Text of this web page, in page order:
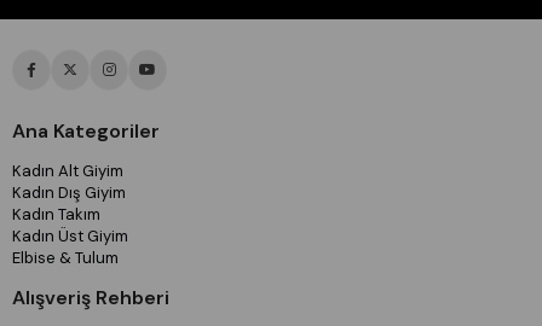
Ana Kategoriler
Kadın Alt Giyim
Kadın Dış Giyim
Kadın Takım
Kadın Üst Giyim
Elbise & Tulum
Alışveriş Rehberi